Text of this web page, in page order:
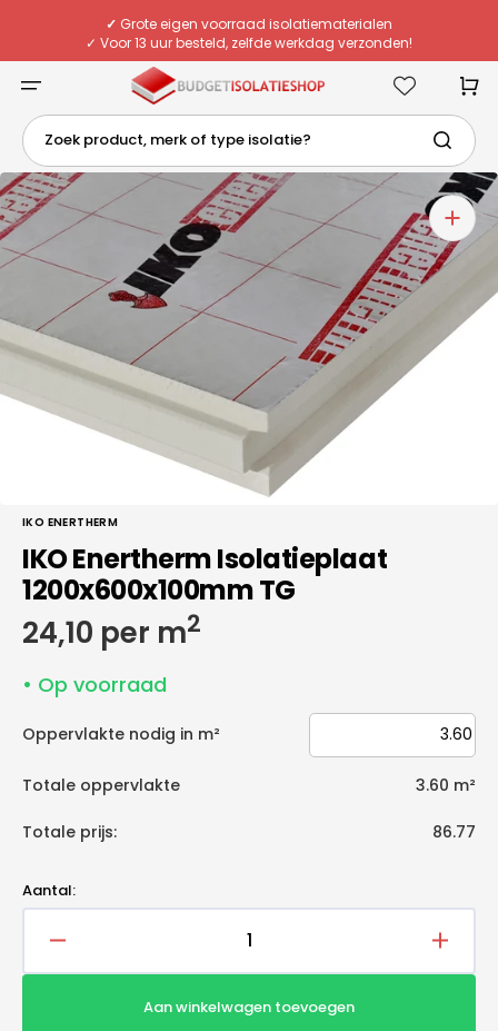
✓ Grote eigen voorraad isolatiematerialen
✓ Voor 13 uur besteld, zelfde werkdag verzonden!
✓ Eigen chauffeurs & flexibele bezorging
Deskundig advies van echte specialisten
Zoek product, merk of type isolatie?
media
openen
in
galerieweergave
IKO ENERTHERM
IKO Enertherm Isolatieplaat
1200x600x100mm TG
Normale
prijs
24,10 per m2
• Op voorraad
Oppervlakte nodig in m²
Totale oppervlakte 3.60 m²
Totale prijs: 86.77
Aantal:
verlagen
Aantal
Aan winkelwagen toevoegen